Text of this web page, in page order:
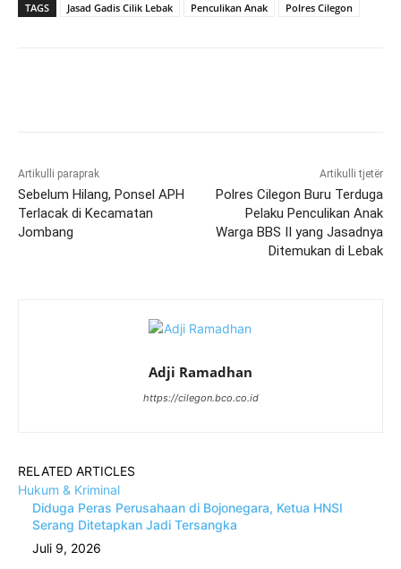
TAGS Jasad Gadis Cilik Lebak Penculikan Anak Polres Cilegon
Artikulli paraprak
Sebelum Hilang, Ponsel APH
Terlacak di Kecamatan
Jombang
Artikulli tjetër
Polres Cilegon Buru Terduga
Pelaku Penculikan Anak
Warga BBS II yang Jasadnya
Ditemukan di Lebak
Adji Ramadhan
https://cilegon.bco.co.id
RELATED ARTICLES
Hukum & Kriminal
Diduga Peras Perusahaan di Bojonegara, Ketua HNSI
Serang Ditetapkan Jadi Tersangka
Juli 9, 2026